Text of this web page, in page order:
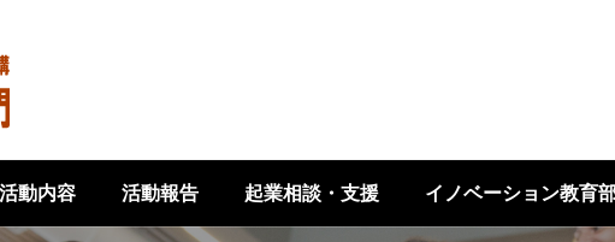
動内容 活動報告 起業相談・支援 イノベーション教育